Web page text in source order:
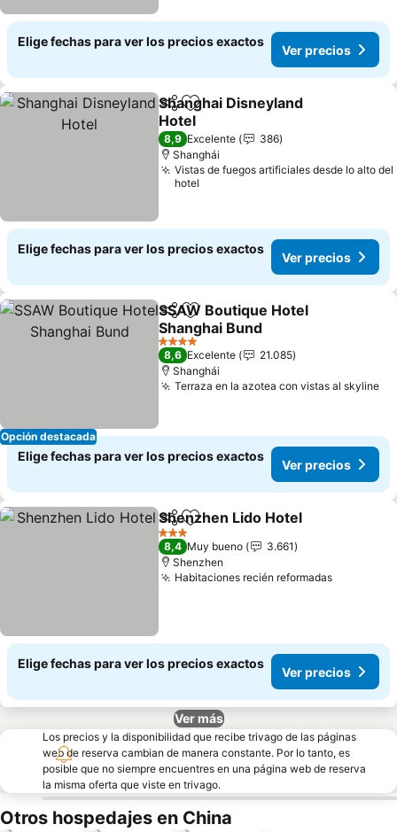
Elige fechas para ver los precios exactos
Ver precios
CompartirAgregar a favoritos
Shanghai Disneyland
Hotel
8,9 Excelente
386
Shanghái
Vistas de fuegos artificiales desde lo alto del
hotel
Elige fechas para ver los precios exactos
Ver precios
Opción destacada
CompartirAgregar a favoritos
SSAW Boutique Hotel
Shanghai Bund
4 Estrellas
8,6 Excelente
21.085
Shanghái
Terraza en la azotea con vistas al skyline
Elige fechas para ver los precios exactos
Ver precios
CompartirAgregar a favoritos
Shenzhen Lido Hotel
3 Estrellas
8,4 Muy bueno
3.661
Shenzhen
Habitaciones recién reformadas
Elige fechas para ver los precios exactos
Ver precios
Ver más
Los precios y la disponibilidad que recibe trivago de las páginas
web de reserva cambian de manera constante. Por lo tanto, es
posible que no siempre encuentres en una página web de reserva
la misma oferta que viste en trivago.
Otros hospedajes en China